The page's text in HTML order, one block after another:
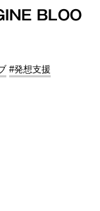
BLOO
#発想支援